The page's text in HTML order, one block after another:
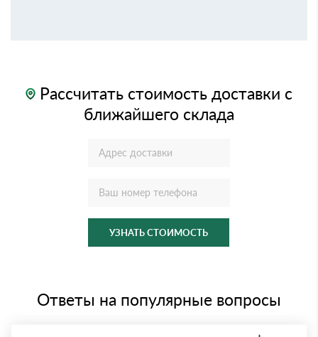
Рассчитать стоимость доставки с
ближайшего склада
УЗНАТЬ СТОИМОСТЬ
Ответы на популярные вопросы